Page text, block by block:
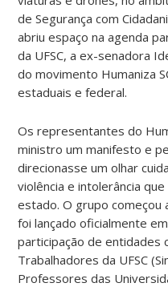
de Segurança com
abriu espaço na agenda
da UFSC, a ex-senadora
do movimento Humaniza
estaduais e federal.
Os representantes do
ministro um manifesto e
direcionasse um olhar
violência e intolerância
estado. O grupo começou
foi lançado oficialmente
participação de entidades
Trabalhadores da UFSC
Professores das